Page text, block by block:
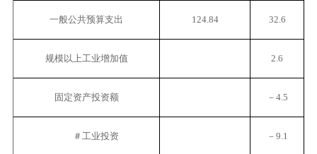
一般公共预算支出 124.84 32.6
规模以上工业增加值 2.6
固定资产投资额 －4.5
＃工业投资 －9.1